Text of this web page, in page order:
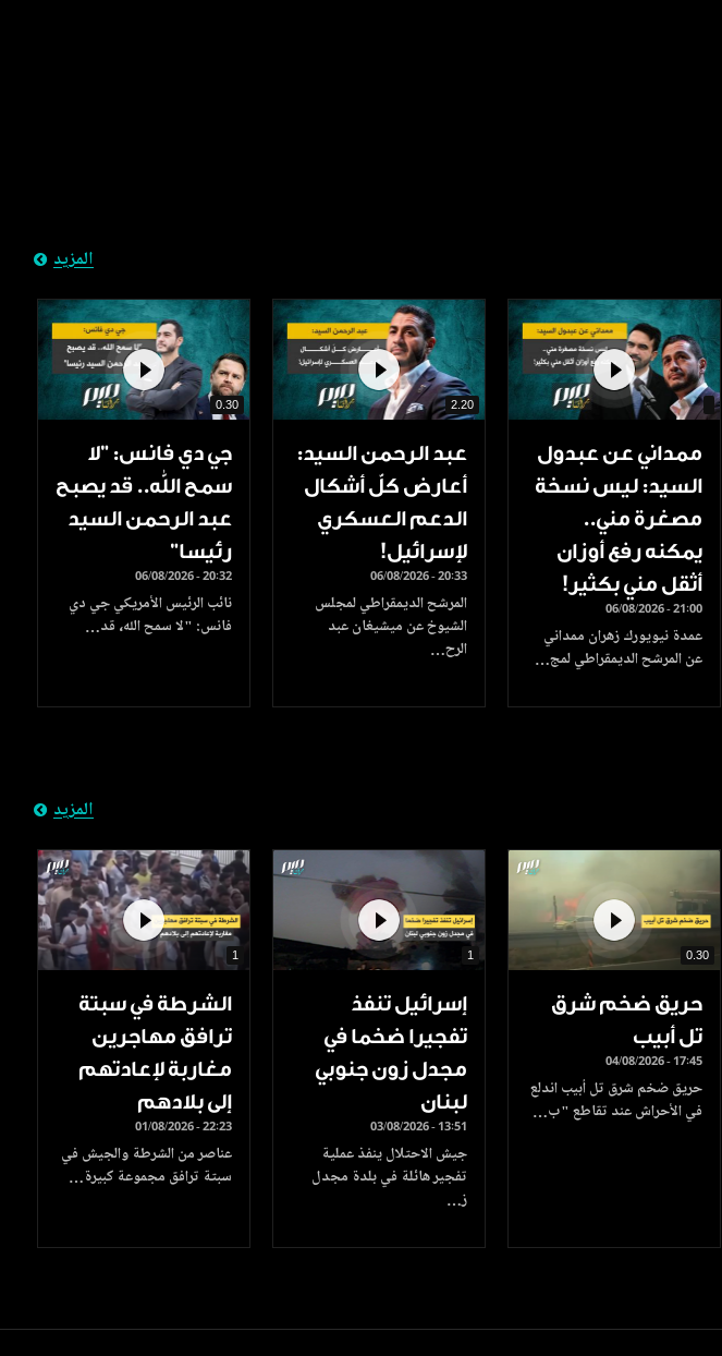
المزيد
ممداني عن عبدول
السيد: ليس نسخة
مصغرة مني..
يمكنه رفع أوزان
أثقل مني بكثير!
06/08/2026 - 21:00
عمدة نيويورك زهران ممداني
عن المرشح الديمقراطي لمج…
2.20
عبد الرحمن السيد:
أعارض كلّ أشكال
الدعم العسكري
لإسرائيل!
06/08/2026 - 20:33
المرشح الديمقراطي لمجلس
الشيوخ عن ميشيغان عبد
الرح…
0.30
جي دي فانس: ”لا
سمح الله.. قد يصبح
عبد الرحمن السيد
رئيسا”
06/08/2026 - 20:32
نائب الرئيس الأمريكي جي دي
فانس: "لا سمح الله، قد…
المزيد
0.30
حريق ضخم شرق
تل أبيب
04/08/2026 - 17:45
حريق ضخم شرق تل أبيب اندلع
في الأحراش عند تقاطع "ب…
1
إسرائيل تنفذ
تفجيرا ضخما في
مجدل زون جنوبي
لبنان
03/08/2026 - 13:51
جيش الاحتلال ينفذ عملية
تفجير هائلة في بلدة مجدل
ز…
1
الشرطة في سبتة
ترافق مهاجرين
مغاربة لإعادتهم
إلى بلادهم
01/08/2026 - 22:23
عناصر من الشرطة والجيش في
سبتة ترافق مجموعة كبيرة…